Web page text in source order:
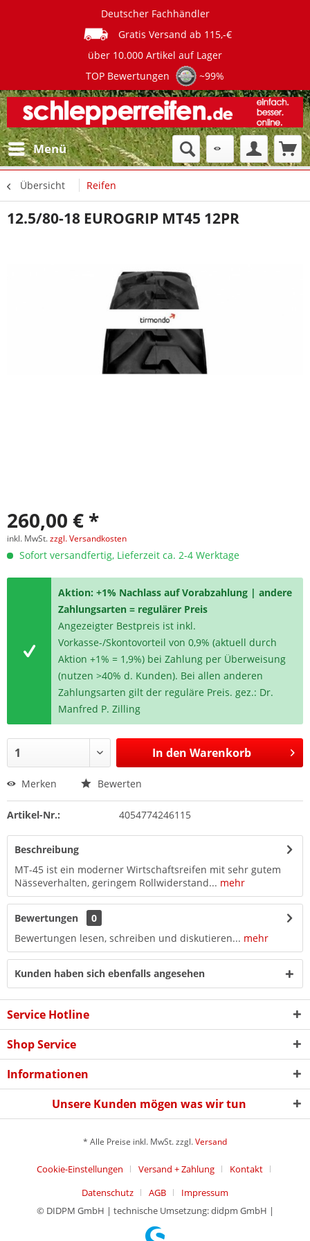
Deutscher Fachhändler
Gratis Versand ab 115,-€
über 10.000 Artikel auf Lager
TOP Bewertungen
~99%
Menü
Übersicht Reifen
12.5/80-18 EUROGRIP MT45 12PR
260,00 € *
inkl. MwSt.zzgl. Versandkosten
Sofort versandfertig, Lieferzeit ca. 2-4 Werktage
Aktion: +1% Nachlass auf Vorabzahlung | andere
Zahlungsarten = regulärer Preis
Angezeigter Bestpreis ist inkl.
Vorkasse-/Skontovorteil von 0,9% (aktuell durch
Aktion +1% = 1,9%) bei Zahlung per Überweisung
(nutzen >40% d. Kunden). Bei allen anderen
Zahlungsarten gilt der reguläre Preis. gez.: Dr.
Manfred P. Zilling
In den Warenkorb
Merken Bewerten
Artikel-Nr.: 4054774246115
Beschreibung
MT-45 ist ein moderner Wirtschaftsreifen mit sehr gutem
Nässeverhalten, geringem Rollwiderstand... mehr
Bewertungen
0
Bewertungen lesen, schreiben und diskutieren... mehr
Kunden haben sich ebenfalls angesehen
Service Hotline
Shop Service
Informationen
Unsere Kunden mögen was wir tun
* Alle Preise inkl. MwSt. zzgl.Versand
Cookie-Einstellungen Versand + Zahlung
Kontakt
Datenschutz
AGB
Impressum
© DIDPM GmbH | technische Umsetzung: didpm GmbH |